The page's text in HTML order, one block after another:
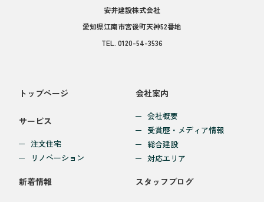
安井建設株式会社
愛知県江南市宮後町天神52番地
TEL. 0120-54-3536
トップページ
サービス
注文住宅
リノベーション
会社案内
会社概要
受賞歴・メディア情報
総合建設
対応エリア
新着情報 スタッフブログ